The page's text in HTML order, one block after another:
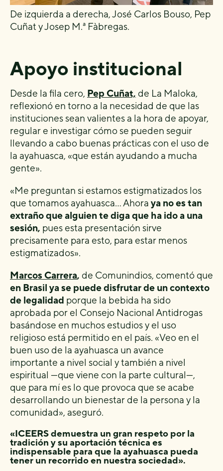
De izquierda a derecha, José Carlos Bouso, Pep
Cuñat y Josep M.ª Fàbregas.
Apoyo institucional
Desde la fila cero, Pep Cuñat, de La Maloka,
reflexionó en torno a la necesidad de que las
instituciones sean valientes a la hora de apoyar,
regular e investigar cómo se pueden seguir
llevando a cabo buenas prácticas con el uso de
la ayahuasca, «que están ayudando a mucha
gente».
«Me preguntan si estamos estigmatizados los
que tomamos ayahuasca… Ahora ya no es tan
extraño que alguien te diga que ha ido a una
sesión, pues esta presentación sirve
precisamente para esto, para estar menos
estigmatizados».
Marcos Carrera, de Comunindios, comentó que
en Brasil ya se puede disfrutar de un contexto
de legalidad porque la bebida ha sido
aprobada por el Consejo Nacional Antidrogas
basándose en muchos estudios y el uso
religioso está permitido en el país. «Veo en el
buen uso de la ayahuasca un avance
importante a nivel social y también a nivel
espiritual —que viene con la parte cultural—,
que para mí es lo que provoca que se acabe
desarrollando un bienestar de la persona y la
comunidad», aseguró.
«ICEERS demuestra un gran respeto por la
tradición y su aportación técnica es
indispensable para que la ayahuasca pueda
tener un recorrido en nuestra sociedad».